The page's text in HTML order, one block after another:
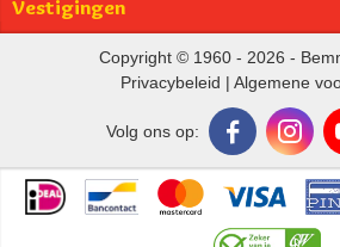
Vestigingen
Copyright © 1960 - 2026 -
Privacybeleid | Algemene
Volg ons op: